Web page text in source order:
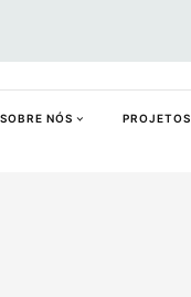
SOBRE NÓS PROJETOS